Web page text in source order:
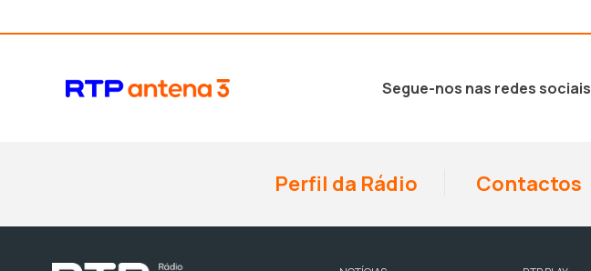
Segue-nos nas redes sociais
Perfil da Rádio Contactos